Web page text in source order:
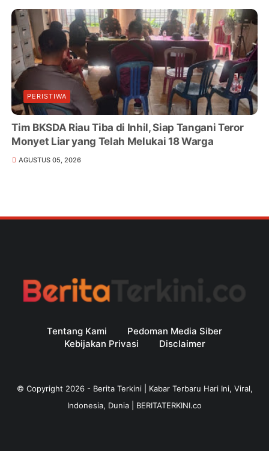
PERISTIWA
Tim BKSDA Riau Tiba di Inhil, Siap Tangani Teror
Monyet Liar yang Telah Melukai 18 Warga
AGUSTUS 05, 2026
Tentang Kami
Pedoman Media Siber
Kebijakan Privasi
Disclaimer
© Copyright 2026- Berita Terkini | Kabar Terbaru Hari Ini, Viral,
Indonesia, Dunia | BERITATERKINI.co